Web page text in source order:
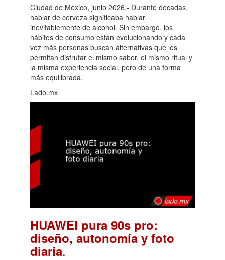
Ciudad de México, junio 2026.- Durante décadas,
hablar de cerveza significaba hablar
inevitablemente de alcohol. Sin embargo, los
hábitos de consumo están evolucionando y cada
vez más personas buscan alternativas que les
permitan disfrutar el mismo sabor, el mismo ritual y
la misma experiencia social, pero de una forma
más equilibrada.
Lado.mx
HUAWEI pura 90s pro:
diseño, autonomía y foto
diaria.